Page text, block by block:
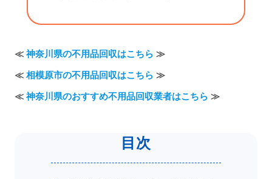
≪ 神奈川県の不用品回収はこちら ≫
≪ 相模原市の不用品回収はこちら ≫
≪ 神奈川県のおすすめ不用品回収業者はこちら ≫